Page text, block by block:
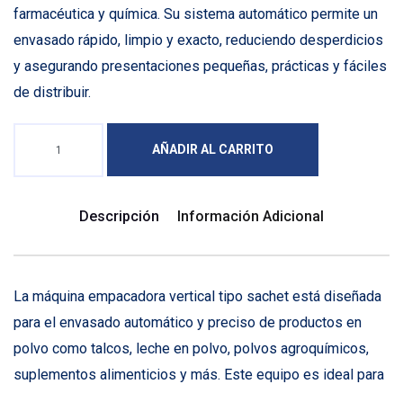
farmacéutica y química. Su sistema automático permite un
envasado rápido, limpio y exacto, reduciendo desperdicios
y asegurando presentaciones pequeñas, prácticas y fáciles
de distribuir.
AÑADIR AL CARRITO
Descripción Información Adicional
La máquina empacadora vertical tipo sachet está diseñada
para el envasado automático y preciso de productos en
polvo como talcos, leche en polvo, polvos agroquímicos,
suplementos alimenticios y más. Este equipo es ideal para